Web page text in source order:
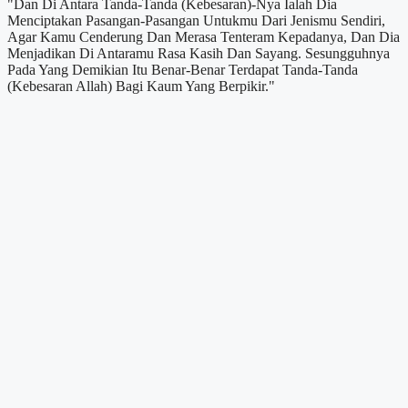
"Dan Di Antara Tanda-Tanda (Kebesaran)-Nya Ialah Dia
Menciptakan Pasangan-Pasangan Untukmu Dari Jenismu Sendiri,
Agar Kamu Cenderung Dan Merasa Tenteram Kepadanya, Dan Dia
Menjadikan Di Antaramu Rasa Kasih Dan Sayang. Sesungguhnya
Pada Yang Demikian Itu Benar-Benar Terdapat Tanda-Tanda
(Kebesaran Allah) Bagi Kaum Yang Berpikir."